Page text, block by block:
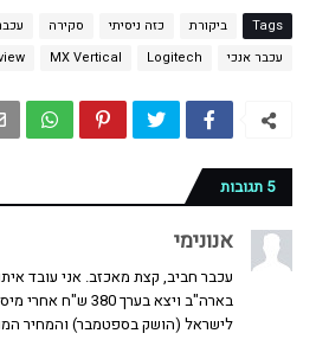
Tags ביקורת כזה ניסיתי סקירה
עכבר אנכי
Logitech
MX Vertical
5 תגובות
אנונימי
עכבר חביב, קצת מאכזב. אני עובד
בארה"ב ויצא בערך
לישראל (הושק בספטמבר) והמחיר